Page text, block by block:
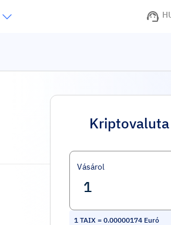
Vásárol
1 TAIX = 0.00000174 Euró